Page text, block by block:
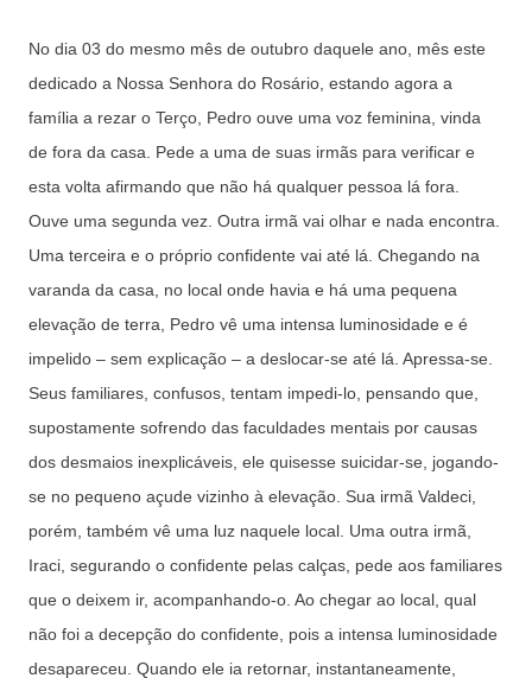
No dia 03 do mesmo mês de outubro daquele ano, mês este
dedicado a Nossa Senhora do Rosário, estando agora a
família a rezar o Terço, Pedro ouve uma voz feminina, vinda
de fora da casa. Pede a uma de suas irmãs para verificar e
esta volta afirmando que não há qualquer pessoa lá fora.
Ouve uma segunda vez. Outra irmã vai olhar e nada encontra.
Uma terceira e o próprio confidente vai até lá. Chegando na
varanda da casa, no local onde havia e há uma pequena
elevação de terra, Pedro vê uma intensa luminosidade e é
impelido – sem explicação – a deslocar-se até lá. Apressa-se.
Seus familiares, confusos, tentam impedi-lo, pensando que,
supostamente sofrendo das faculdades mentais por causas
dos desmaios inexplicáveis, ele quisesse suicidar-se, jogando-
se no pequeno açude vizinho à elevação. Sua irmã Valdeci,
porém, também vê uma luz naquele local. Uma outra irmã,
Iraci, segurando o confidente pelas calças, pede aos familiares
que o deixem ir, acompanhando-o. Ao chegar ao local, qual
não foi a decepção do confidente, pois a intensa luminosidade
desapareceu. Quando ele ia retornar, instantaneamente,